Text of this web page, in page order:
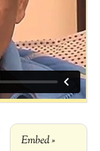
Embed »